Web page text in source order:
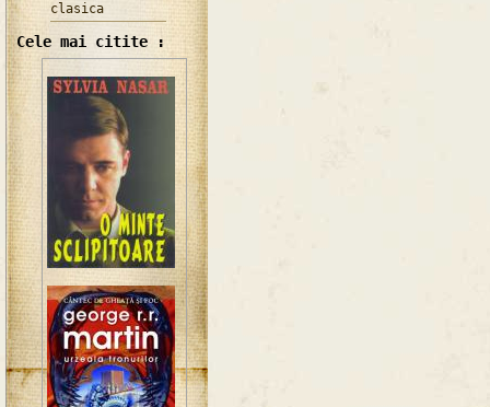
clasica
Cele mai citite :